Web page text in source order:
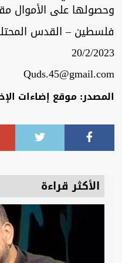
وحصولها على الأموال
فلسطين – القدس
20/2/2023
Quds.45@gmail.com
المصدر: موقع إضاءات
الأكثر قراءة